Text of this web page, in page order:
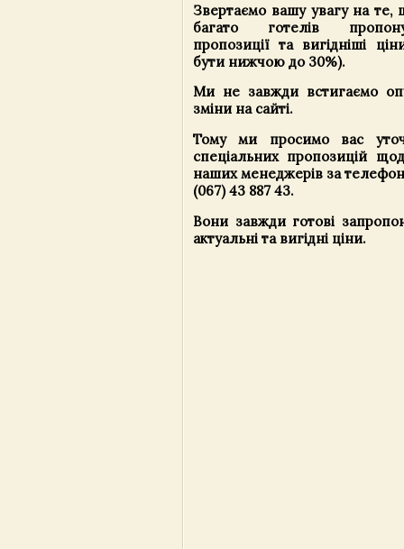
Звертаємо вашу увагу на
багато готелів
пропозиції та вигідніші
бути нижчою до 30%).
Ми не завжди встигаємо
зміни на сайті.
Тому ми просимо вас
спеціальних пропозицій
наших менеджерів за
(067) 43 887 43.
Вони завжди готові
актуальні та вигідні ціни.